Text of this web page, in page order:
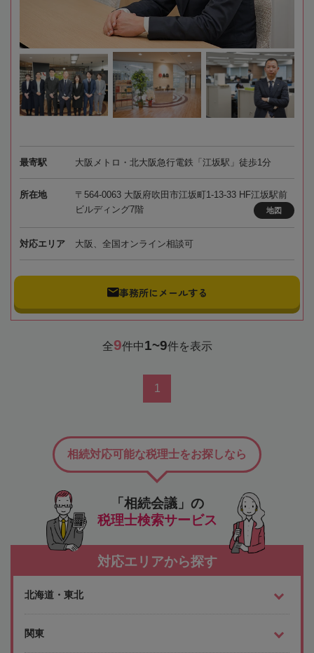
最寄駅 大阪メトロ・北大阪急行電鉄「江坂駅」徒歩1分
所在地
〒564-0063 大阪府吹田市江坂町1-13-33 HF江坂駅前
ビルディング7階
地図
対応エリア 大阪、全国オンライン相談可
事務所にメールする
全9件中1~9件を表示
1
「相続会議」の
税理士検索サービス
相続対応可能な税理士をお探しなら
対応エリアから探す
北海道・東北
関東